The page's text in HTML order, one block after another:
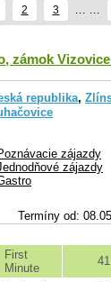
2 3
zámok
republika,
zájazdy
zájazdy
Termíny od:
First
Minute